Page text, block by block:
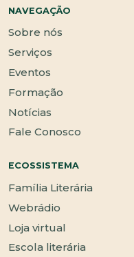
NAVEGAÇÃO
Sobre nós
Serviços
Eventos
Formação
Notícias
Fale Conosco
ECOSSISTEMA
Família Literária
Webrádio
Loja virtual
Escola literária